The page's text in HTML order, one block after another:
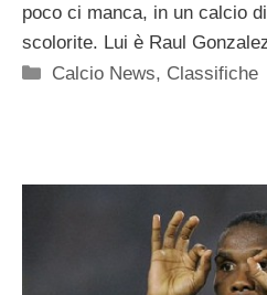
poco ci manca, in un calcio
scolorite. Lui è Raul
Categorie
Calcio News, Classifiche